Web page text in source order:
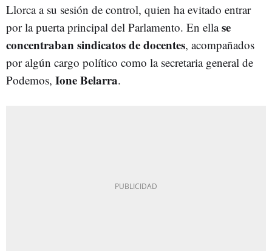
Llorca a su sesión de control, quien ha evitado entrar
por la puerta principal del Parlamento. En ellase
concentraban sindicatos de docentes, acompañados
por algún cargo político como la secretaria general de
Podemos, Ione Belarra.